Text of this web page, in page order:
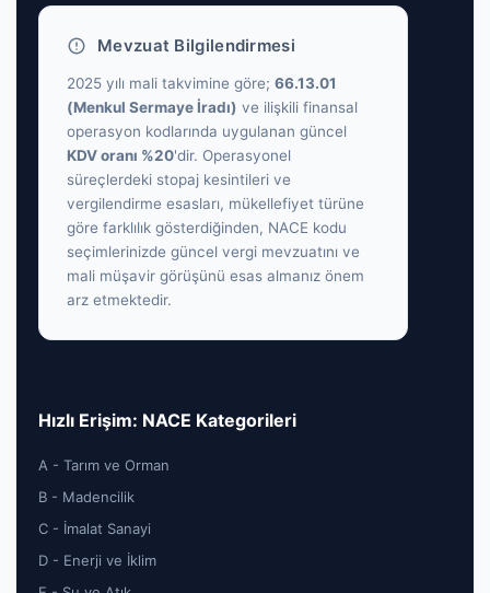
Mevzuat Bilgilendirmesi
2025 yılı mali takvimine göre; 66.13.01
(Menkul Sermaye İradı) ve ilişkili finansal
operasyon kodlarında uygulanan güncel
KDV oranı %20'dir. Operasyonel
süreçlerdeki stopaj kesintileri ve
vergilendirme esasları, mükellefiyet türüne
göre farklılık gösterdiğinden, NACE kodu
seçimlerinizde güncel vergi mevzuatını ve
mali müşavir görüşünü esas almanız önem
arz etmektedir.
Hızlı Erişim: NACE Kategorileri
A - Tarım ve Orman
B - Madencilik
C - İmalat Sanayi
D - Enerji ve İklim